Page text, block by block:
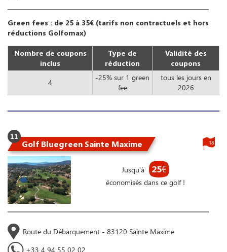
Green fees : de 25 à 35€ (tarifs non contractuels et hors
réductions Golfomax)
Nombre de coupons
inclus
Type de
réduction
Validité des
coupons
4
-25% sur 1 green
fee
tous les jours en
2026
11
Golf Bluegreen Sainte Maxime
Jusqu'à 25€
économisés dans ce golf !
18
Route du Débarquement - 83120 Sainte Maxime
+33 4 94 55 02 02